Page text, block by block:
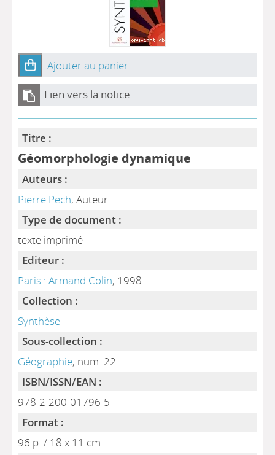
Ajouter au panier
Lien vers la notice
Titre :
Géomorphologie dynamique
Auteurs :
Pierre Pech, Auteur
Type de document :
texte imprimé
Editeur :
Paris : Armand Colin, 1998
Collection :
Synthèse
Sous-collection :
Géographie, num. 22
ISBN/ISSN/EAN :
978-2-200-01796-5
Format :
96 p. / 18 x 11 cm